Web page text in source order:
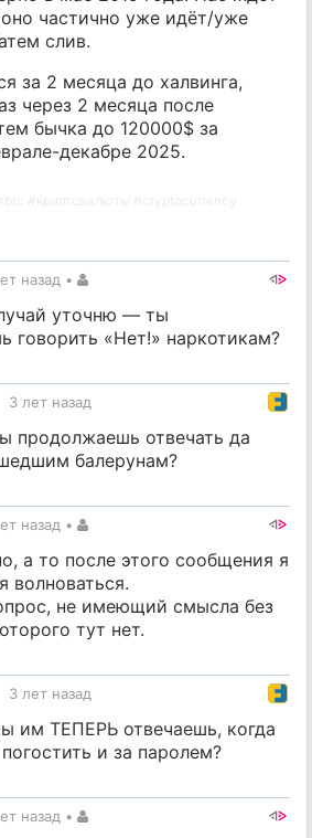
частично уже идёт/уже
слив.
за 2 месяца до халвинга,
через 2 месяца после
бычка до 120000$ за
декабре 2025.
назад •
уточню — ты
говорить «Нет!» наркотикам?
3 лет назад
продолжаешь отвечать да
балерунам?
назад •
а то после этого сообщения я
волноваться.
не имеющий смысла без
тут нет.
3 лет назад
им ТЕПЕРЬ отвечаешь, когда
и за паролем?
назад •